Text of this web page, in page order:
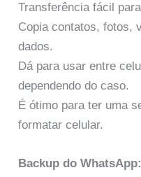
Transferência fácil
Copia contatos, fotos,
dados.
Dá para usar entre
dependendo do caso.
É ótimo para ter uma
formatar celular.
Backup do WhatsApp: